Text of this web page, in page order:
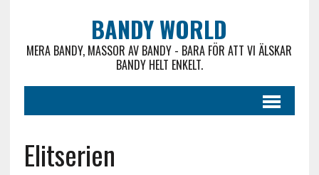
BANDY WORLD
MERA BANDY, MASSOR AV BANDY - BARA FÖR ATT VI ÄLSKAR
BANDY HELT ENKELT.
Elitserien